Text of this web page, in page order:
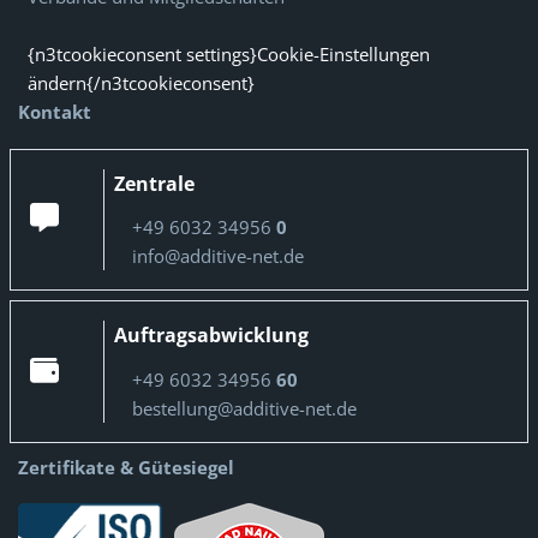
{n3tcookieconsent settings}Cookie-Einstellungen
ändern{/n3tcookieconsent}
Kontakt
Zentrale
+49 6032 34956 0
info@additive-net.de
Auftragsabwicklung
+49 6032 34956 60
bestellung@additive-net.de
Zertifikate & Gütesiegel